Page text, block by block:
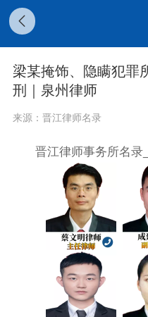
梁某掩饰、隐瞒犯罪
刑｜泉州律师
来源：晋江律师名录
晋江律师事务所名录